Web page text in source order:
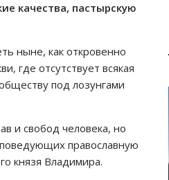
качества, пастырскую
ныне, как откровенно
где отсутствует всякая
под лозунгами
и свобод человека, но
православную
князя Владимира.